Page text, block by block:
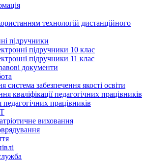
технологій дистанційного
підручники
підручники 10 клас
підручники 11 клас
документи
система забезпечення якості освіти
кваліфікації педагогічних працівників
педагогічних працівників
виховання